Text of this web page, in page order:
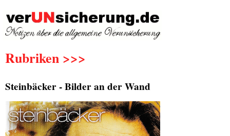
Rubriken >>>
Steinbäcker - Bilder an der Wand